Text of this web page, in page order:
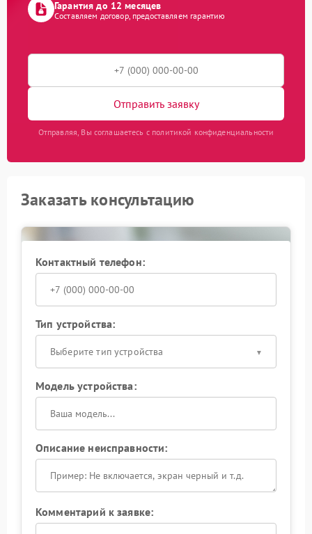
Гарантия до 12 месяцев
Составляем договор, предоставляем гарантию
Отправить заявку
Отправляя, Вы соглашаетесь с политикой конфиденциальности
Заказать консультацию
Контактный телефон:
Тип устройства:
Выберите тип устройства
Модель устройства:
Описание неисправности:
Комментарий к заявке: